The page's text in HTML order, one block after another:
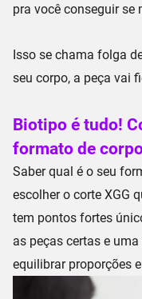
pra você conseguir se
Isso se chama folga
seu corpo, a peça vai
Biotipo é tudo!
formato de
Saber qual é o seu
escolher o corte XGG
tem pontos fortes
as peças certas e
equilibrar proporções